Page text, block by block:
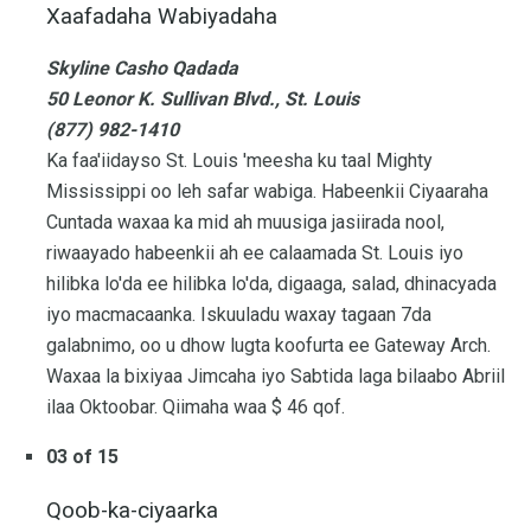
Xaafadaha Wabiyadaha
Skyline Casho Qadada
50 Leonor K. Sullivan Blvd., St. Louis
(877) 982-1410
Ka faa'iidayso St. Louis 'meesha ku taal Mighty
Mississippi oo leh safar wabiga. Habeenkii Ciyaaraha
Cuntada waxaa ka mid ah muusiga jasiirada nool,
riwaayado habeenkii ah ee calaamada St. Louis iyo
hilibka lo'da ee hilibka lo'da, digaaga, salad, dhinacyada
iyo macmacaanka. Iskuuladu waxay tagaan 7da
galabnimo, oo u dhow lugta koofurta ee Gateway Arch.
Waxaa la bixiyaa Jimcaha iyo Sabtida laga bilaabo Abriil
ilaa Oktoobar. Qiimaha waa $ 46 qof.
03 of 15
Qoob-ka-ciyaarka